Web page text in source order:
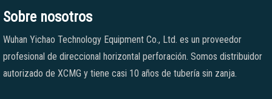
Sobre nosotros
Wuhan Yichao Technology Equipment Co., Ltd. es un proveedor
profesional de direccional horizontal perforación. Somos distribuidor
autorizado de XCMG y tiene casi 10 años de tubería sin zanja.